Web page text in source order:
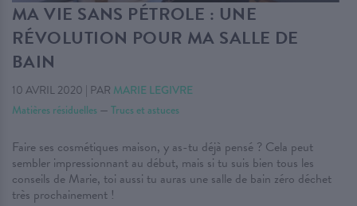
MA VIE SANS PÉTROLE : UNE
RÉVOLUTION POUR MA SALLE DE
BAIN
10 AVRIL 2020 | PAR MARIE LEGIVRE
Matières résiduelles — Trucs et astuces
Faire ses cosmétiques maison, y as-tu déjà pensé ? Cela peut
sembler impressionnant au début, mais si tu suis bien tous les
conseils de Marie, toi aussi tu auras une salle de bain zéro déchet
très prochainement !